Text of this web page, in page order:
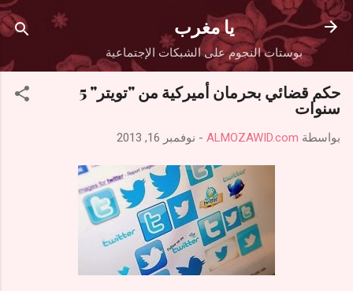
التخطي إلى المحتوى الرئيسي
يا مغرب
بوستات النجوم على الشبكات الإجتماعية
حكم قضائي بحرمان أميركية من "تويتر" 5
سنوات
بواسطة ALMOZAWID.com
- نوفمبر 16, 2013